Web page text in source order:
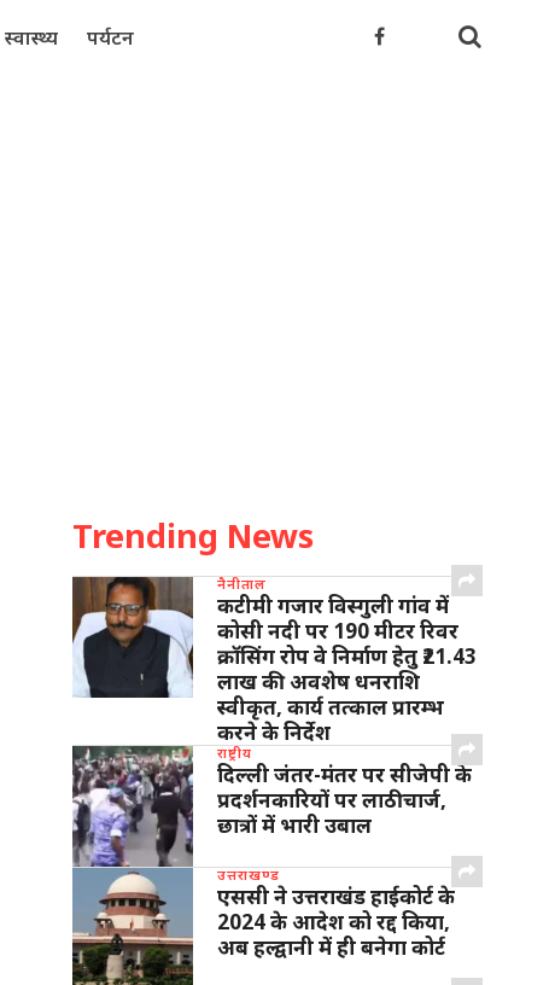
स्वास्थ्य पर्यटन
Trending News
नैनीताल
कटीमी गजार विस्गुली गांव में
कोसी नदी पर 190 मीटर रिवर
क्रॉसिंग रोप वे निर्माण हेतु ₹21.43
लाख की अवशेष धनराशि
स्वीकृत, कार्य तत्काल प्रारम्भ
करने के निर्देश
राष्ट्रीय
दिल्ली जंतर-मंतर पर सीजेपी के
प्रदर्शनकारियों पर लाठीचार्ज,
छात्रों में भारी उबाल
उत्तराखण्ड
एससी ने उत्तराखंड हाईकोर्ट के
2024 के आदेश को रद्द किया,
अब हल्द्वानी में ही बनेगा कोर्ट